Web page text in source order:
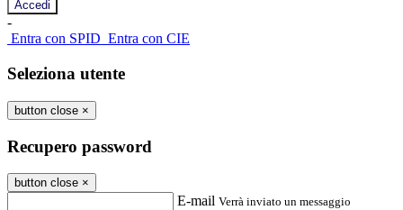
-
Entra con SPID Entra con CIE
Seleziona utente
button close ×
Recupero password
button close ×
E-mail Verrà inviato un messaggio